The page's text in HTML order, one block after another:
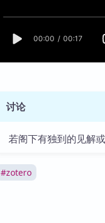
讨论
若阁下有独到的见解
#zotero